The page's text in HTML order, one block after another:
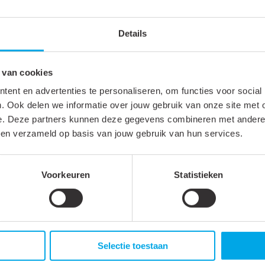
Details
cookies
en advertenties te personaliseren, om functies voor
Ook delen we informatie over jouw gebruik van onze site met
Deze partners kunnen deze gegevens combineren met
verzameld op basis van jouw gebruik van hun services.
Voorkeuren Statistieken
Selectie toestaan
2 meter zwart
cob ledstrips van 8mm
van 8mm voor een
...
Profiel 10 inbouw 1 meter
voor cob ledstrips van
cob ledstrips van 8mm voor
homogeen lichtbeeld ...
Bekijken